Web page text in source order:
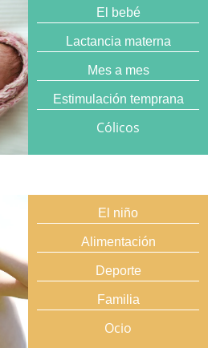
El bebé
Lactancia materna
Mes a mes
Estimulación temprana
Cólicos
El niño
Alimentación
Deporte
Familia
Ocio